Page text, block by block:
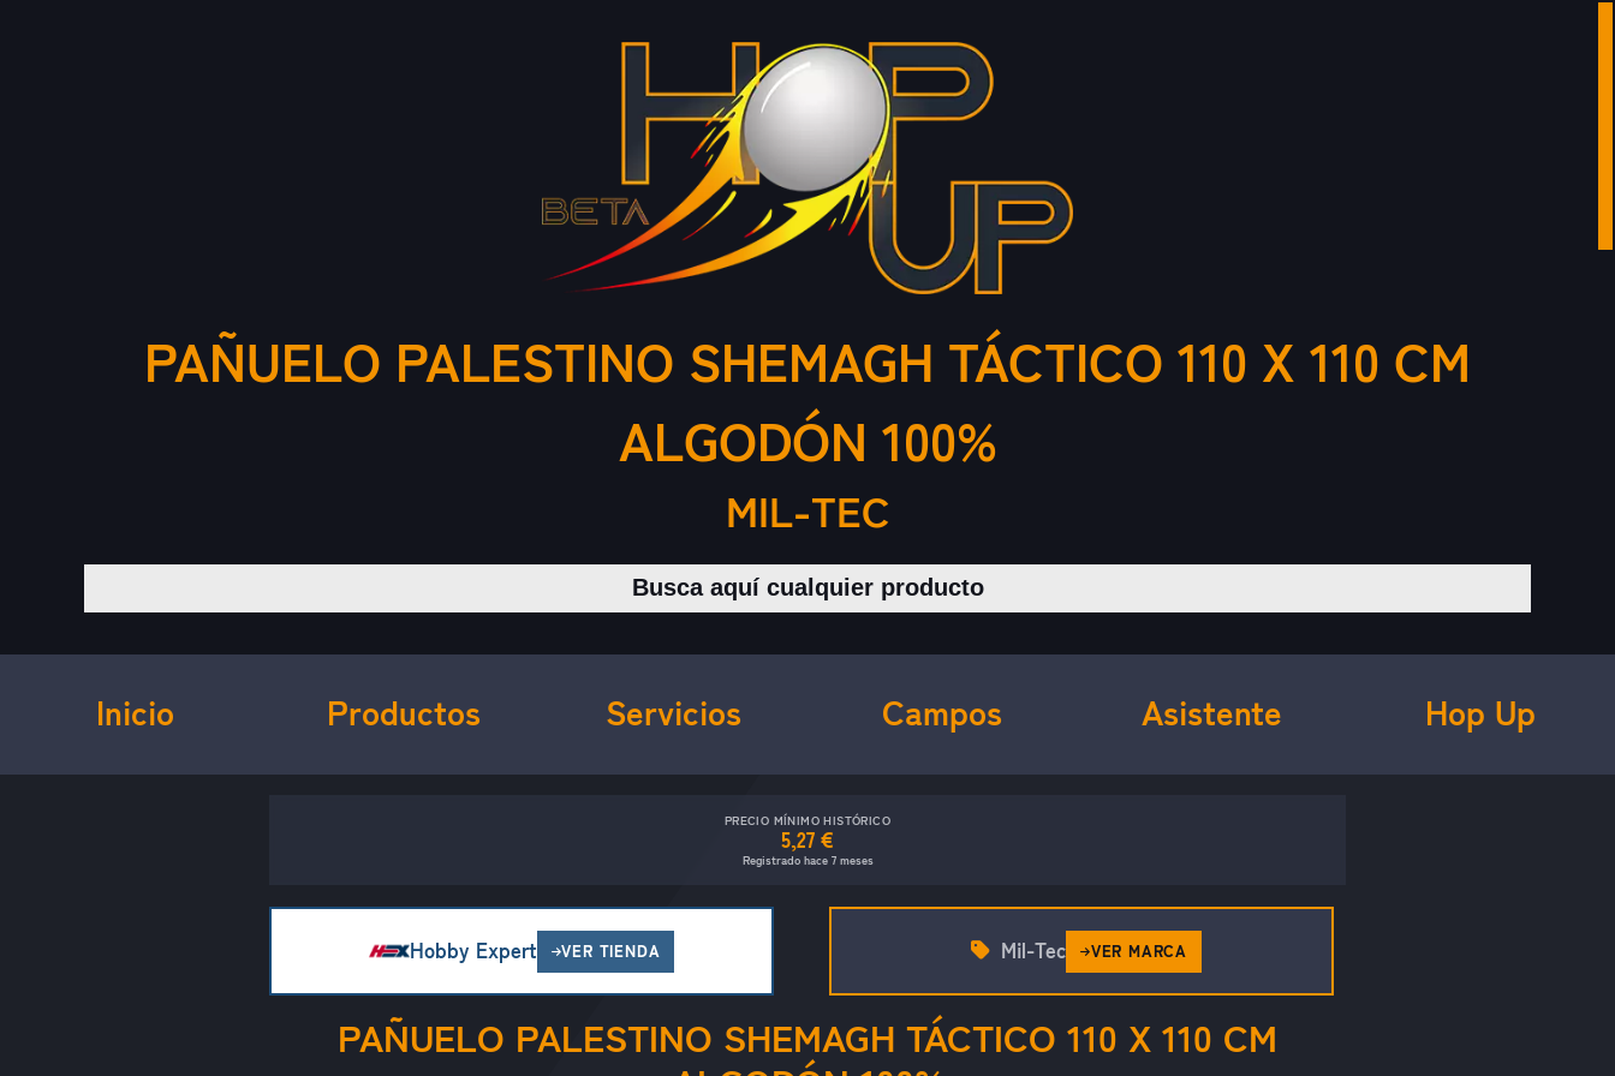
PAÑUELO PALESTINO SHEMAGH TÁCTICO 110 X 110 CM
ALGODÓN 100%
MIL-TEC
Buscar productos
Inicio Productos Servicios Campos Asistente Hop Up
PRECIO MÍNIMO HISTÓRICO
5,27 €
Registrado hace 7 meses
Hobby Expert VER TIENDA
PAÑUELO PALESTINO SHEMAGH TÁCTICO 110 X 110 CM
Mil-Tec VER MARCA